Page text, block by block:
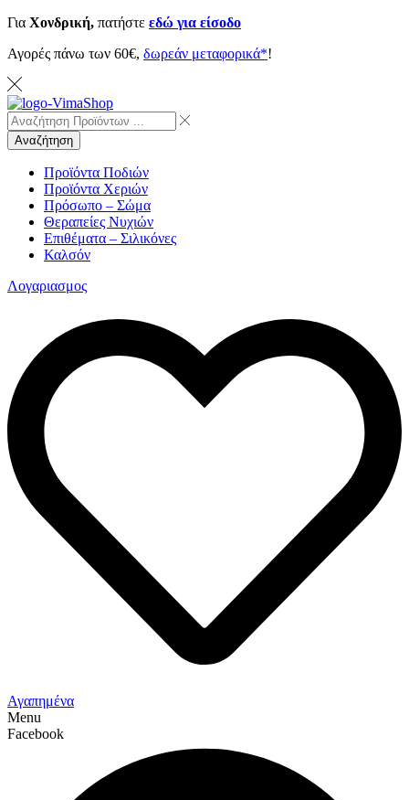
Για Χονδρική, πατήστε εδώ για είσοδο
Αγορές πάνω των 60€, δωρεάν μεταφορικά*!
Αναζήτηση
Προϊόντα Ποδιών
Προϊόντα Χεριών
Πρόσωπο – Σώμα
Θεραπείες Νυχιών
Επιθέματα – Σιλικόνες
Καλσόν
Λογαριασμος
Αγαπημένα
Menu
Facebook